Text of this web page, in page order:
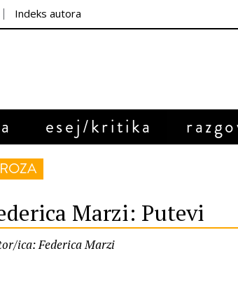
Indeks autora
esej/kritika
Marzi: Putevi
ica: Federica Marzi